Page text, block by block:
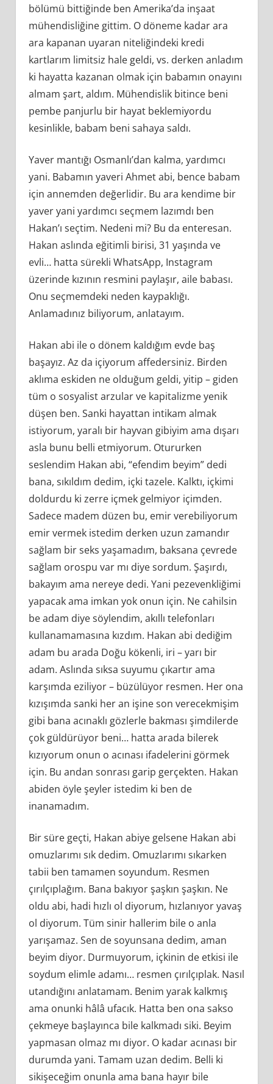
bölümü bittiğinde ben Amerika’da inşaat
mühendisliğine gittim. O döneme kadar ara
ara kapanan uyaran niteliğindeki kredi
kartlarım limitsiz hale geldi, vs. derken anladım
ki hayatta kazanan olmak için babamın onayını
almam şart, aldım. Mühendislik bitince beni
pembe panjurlu bir hayat beklemiyordu
kesinlikle, babam beni sahaya saldı.
Yaver mantığı Osmanlı’dan kalma, yardımcı
yani. Babamın yaveri Ahmet abi, bence babam
için annemden değerlidir. Bu ara kendime bir
yaver yani yardımcı seçmem lazımdı ben
Hakan’ı seçtim. Nedeni mi? Bu da enteresan.
Hakan aslında eğitimli birisi, 31 yaşında ve
evli… hatta sürekli WhatsApp, Instagram
üzerinde kızının resmini paylaşır, aile babası.
Onu seçmemdeki neden kaypaklığı.
Anlamadınız biliyorum, anlatayım.
Hakan abi ile o dönem kaldığım evde baş
başayız. Az da içiyorum affedersiniz. Birden
aklıma eskiden ne olduğum geldi, yitip – giden
tüm o sosyalist arzular ve kapitalizme yenik
düşen ben. Sanki hayattan intikam almak
istiyorum, yaralı bir hayvan gibiyim ama dışarı
asla bunu belli etmiyorum. Otururken
seslendim Hakan abi, “efendim beyim” dedi
bana, sıkıldım dedim, içki tazele. Kalktı, içkimi
doldurdu ki zerre içmek gelmiyor içimden.
Sadece madem düzen bu, emir verebiliyorum
emir vermek istedim derken uzun zamandır
sağlam bir seks yaşamadım, baksana çevrede
sağlam orospu var mı diye sordum. Şaşırdı,
bakayım ama nereye dedi. Yani pezevenkliğimi
yapacak ama imkan yok onun için. Ne cahilsin
be adam diye söylendim, akıllı telefonları
kullanamamasına kızdım. Hakan abi dediğim
adam bu arada Doğu kökenli, iri – yarı bir
adam. Aslında sıksa suyumu çıkartır ama
karşımda eziliyor – büzülüyor resmen. Her ona
kızışımda sanki her an işine son verecekmişim
gibi bana acınaklı gözlerle bakması şimdilerde
çok güldürüyor beni… hatta arada bilerek
kızıyorum onun o acınası ifadelerini görmek
için. Bu andan sonrası garip gerçekten. Hakan
abiden öyle şeyler istedim ki ben de
inanamadım.
Bir süre geçti, Hakan abiye gelsene Hakan abi
omuzlarımı sık dedim. Omuzlarımı sıkarken
tabii ben tamamen soyundum. Resmen
çırılçıplağım. Bana bakıyor şaşkın şaşkın. Ne
oldu abi, hadi hızlı ol diyorum, hızlanıyor yavaş
ol diyorum. Tüm sinir hallerim bile o anla
yarışamaz. Sen de soyunsana dedim, aman
beyim diyor. Durmuyorum, içkinin de etkisi ile
soydum elimle adamı… resmen çırılçıplak. Nasıl
utandığını anlatamam. Benim yarak kalkmış
ama onunki hâlâ ufacık. Hatta ben ona sakso
çekmeye başlayınca bile kalkmadı siki. Beyim
yapmasan olmaz mı diyor. O kadar acınası bir
durumda yani. Tamam uzan dedim. Belli ki
sikişeceğim onunla ama bana hayır bile